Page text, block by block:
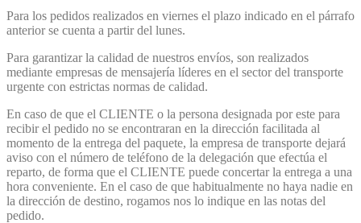
Para los pedidos realizados en viernes el plazo indicado en el párrafo
anterior se cuenta a partir del lunes.
Para garantizar la calidad de nuestros envíos, son realizados
mediante empresas de mensajería líderes en el sector del transporte
urgente con estrictas normas de calidad.
En caso de que el CLIENTE o la persona designada por este para
recibir el pedido no se encontraran en la dirección facilitada al
momento de la entrega del paquete, la empresa de transporte dejará
aviso con el número de teléfono de la delegación que efectúa el
reparto, de forma que el CLIENTE puede concertar la entrega a una
hora conveniente. En el caso de que habitualmente no haya nadie en
la dirección de destino, rogamos nos lo indique en las notas del
pedido.